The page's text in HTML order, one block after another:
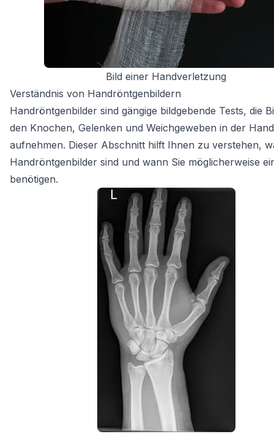
Bild einer Handverletzung
Verständnis von Handröntgenbildern
Handröntgenbilder sind gängige bildgebende Tests, die
den Knochen, Gelenken und Weichgeweben in der Hand
aufnehmen. Dieser Abschnitt hilft Ihnen zu verstehen,
Handröntgenbilder sind und wann Sie möglicherweise
benötigen.